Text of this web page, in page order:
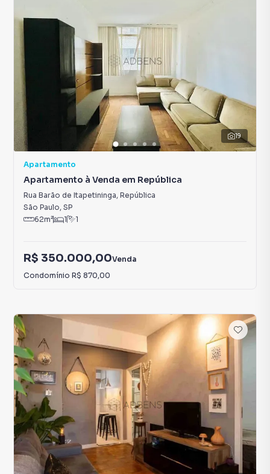
19
Apartamento
Apartamento à Venda em República
Rua Barão de Itapetininga, República
São Paulo, SP
62m² 1 1
R$ 350.000,00Venda
Condomínio R$ 870,00